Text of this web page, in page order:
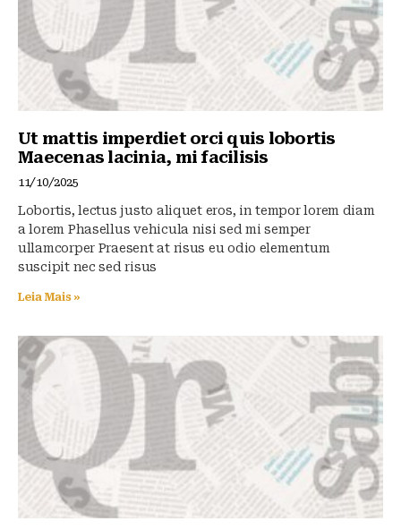
Ut mattis imperdiet orci quis lobortis
Maecenas lacinia, mi facilisis
11/10/2025
Lobortis, lectus justo aliquet eros, in tempor lorem diam
a lorem Phasellus vehicula nisi sed mi semper
ullamcorper Praesent at risus eu odio elementum
suscipit nec sed risus
Leia Mais »